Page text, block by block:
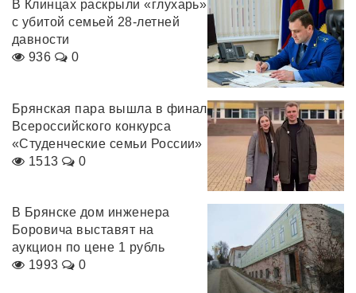
В Клинцах раскрыли «глухарь»
с убитой семьей 28-летней
давности
936
0
Брянская пара вышла в финал
Всероссийского конкурса
«Студенческие семьи России»
1513
0
В Брянске дом инженера
Боровича выставят на
аукцион по цене 1 рубль
1993
0